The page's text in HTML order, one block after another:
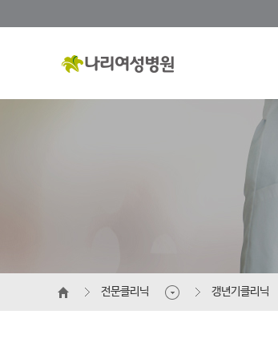
전문클리닉 갱년기클리닉